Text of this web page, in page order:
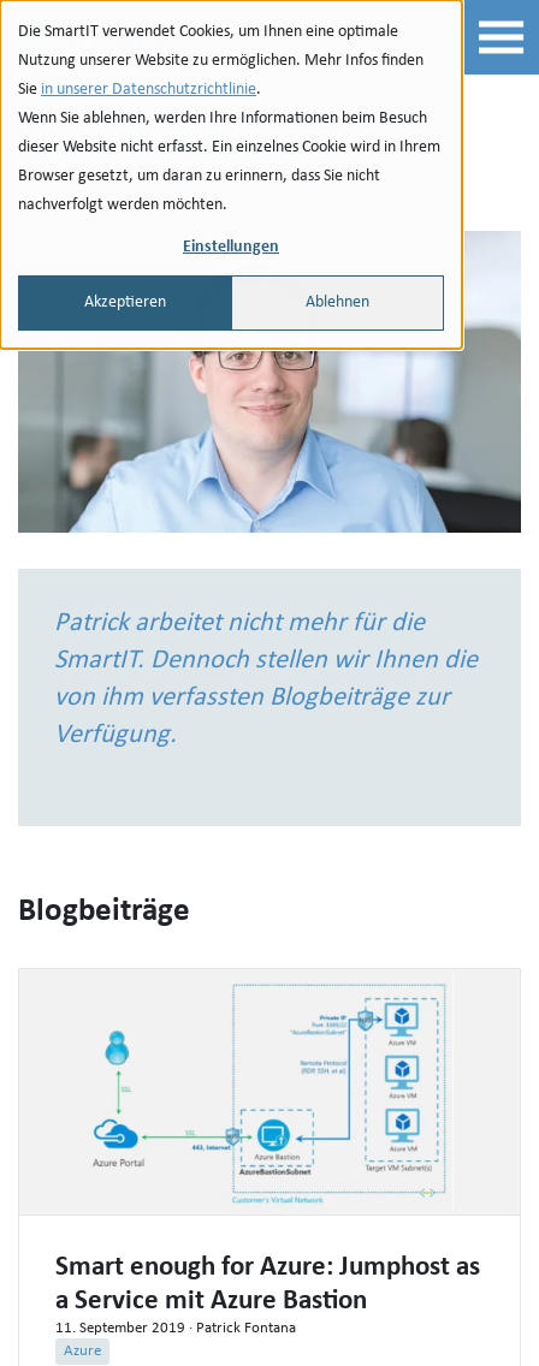
Die SmartIT verwendet Cookies, um Ihnen eine optimale
Nutzung unserer Website zu ermöglichen. Mehr Infos finden
Sie in unserer Datenschutzrichtlinie.
Wenn Sie ablehnen, werden Ihre Informationen beim Besuch
dieser Website nicht erfasst. Ein einzelnes Cookie wird in Ihrem
Browser gesetzt, um daran zu erinnern, dass Sie nicht
nachverfolgt werden möchten.
Einstellungen
Akzeptieren Ablehnen
Zur Navigation
zu den Quicklinks
Zur Suche
Zum Inhalt
Patrick Fontana
Patrick arbeitet nicht mehr für die
SmartIT. Dennoch stellen wir Ihnen die
von ihm verfassten Blogbeiträge zur
Verfügung.
Blogbeiträge
Smart enough for Azure: Jumphost as
a Service mit Azure Bastion
11. September 2019 · Patrick Fontana
Azure